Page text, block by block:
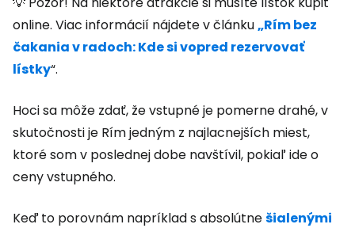
online. Viac informácií nájdete v článku „Rím bez
čakania v radoch: Kde si vopred rezervovať
lístky“.
Hoci sa môže zdať, že vstupné je pomerne drahé, v
skutočnosti je Rím jedným z najlacnejších miest,
ktoré som v poslednej dobe navštívil, pokiaľ ide o
ceny vstupného.
Keď to porovnám napríklad s absolútnešialenými